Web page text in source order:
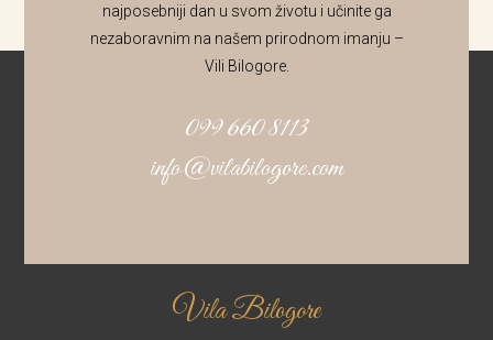
najposebniji dan u svom životu i učinite ga
nezaboravnim na našem prirodnom imanju –
Vili Bilogore.
099 660 8113
info@vilabilogore.com
Vila Bilogore